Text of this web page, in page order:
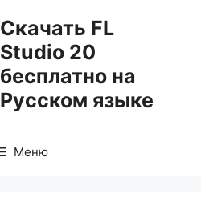
Скачать FL
Studio 20
бесплатно на
Русском языке
Меню